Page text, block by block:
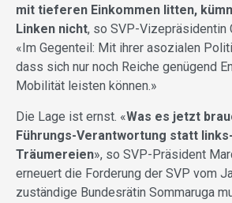
mit tieferen Einkommen litten,
Linken nicht, so SVP-Vizepräsidentin
«Im Gegenteil: Mit ihrer asozialen
dass sich nur noch Reiche genügend
Mobilität leisten können.»
Die Lage ist ernst. «Was es jetzt
Führungs-Verantwortung statt
Träumereien», so SVP-Präsident
erneuert die Forderung der SVP vom
zuständige Bundesrätin Sommaruga